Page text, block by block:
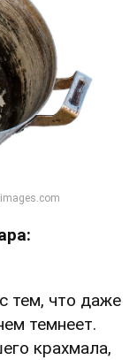
тем, что даже
темнеет.
крахмала,